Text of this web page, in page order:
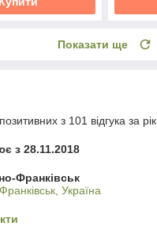
Показати ще
з 101 відгука за рік
з 28.11.2018
Франківськ
Україна